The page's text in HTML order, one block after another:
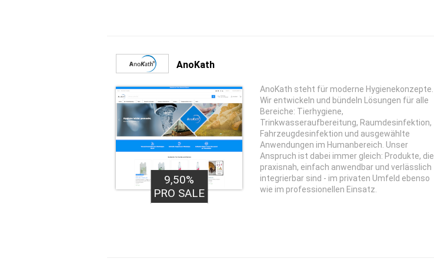
AnoKath
9,50%
PRO SALE
AnoKath steht für moderne Hygienekonzepte.
Wir entwickeln und bündeln Lösungen für alle
Bereiche: Tierhygiene,
Trinkwasseraufbereitung, Raumdesinfektion,
Fahrzeugdesinfektion und ausgewählte
Anwendungen im Humanbereich. Unser
Anspruch ist dabei immer gleich: Produkte, die
praxisnah, einfach anwendbar und verlässlich
integrierbar sind - im privaten Umfeld ebenso
wie im professionellen Einsatz.